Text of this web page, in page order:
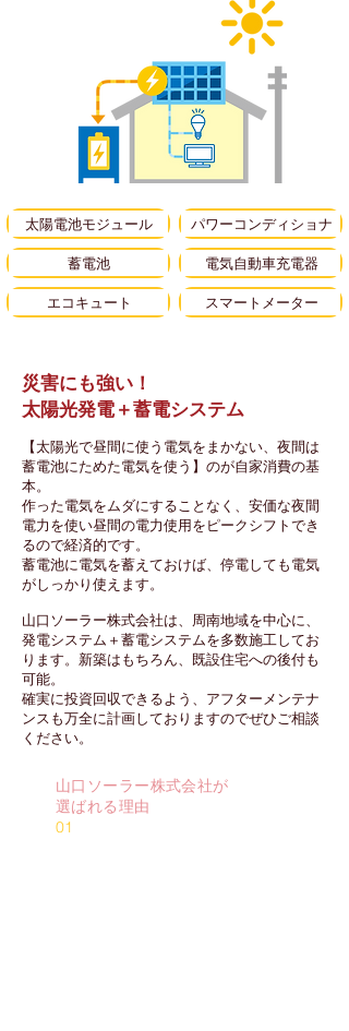
太陽電池モジュール
蓄電池
エコキュート
パワーコンディショナ
電気自動車充電器
スマートメーター
災害にも強い！
太陽光発電＋蓄電システム
【太陽光で昼間に使う電気をまかない、夜間は
蓄電池にためた電気を使う】のが自家消費の基
本。
作った電気をムダにすることなく、安価な夜間
電力を使い昼間の電力使用をピークシフトでき
るので経済的です。
蓄電池に電気を蓄えておけば、停電しても電気
がしっかり使えます。
山口ソーラー株式会社は、周南地域を中心に、
発電システム＋蓄電システムを多数施工してお
ります。新築はもちろん、既設住宅への後付も
可能。
確実に投資回収できるよう、アフターメンテナ
ンスも万全に計画しておりますのでぜひご相談
ください。
山口ソーラー株式会社が
選ばれる理由
01